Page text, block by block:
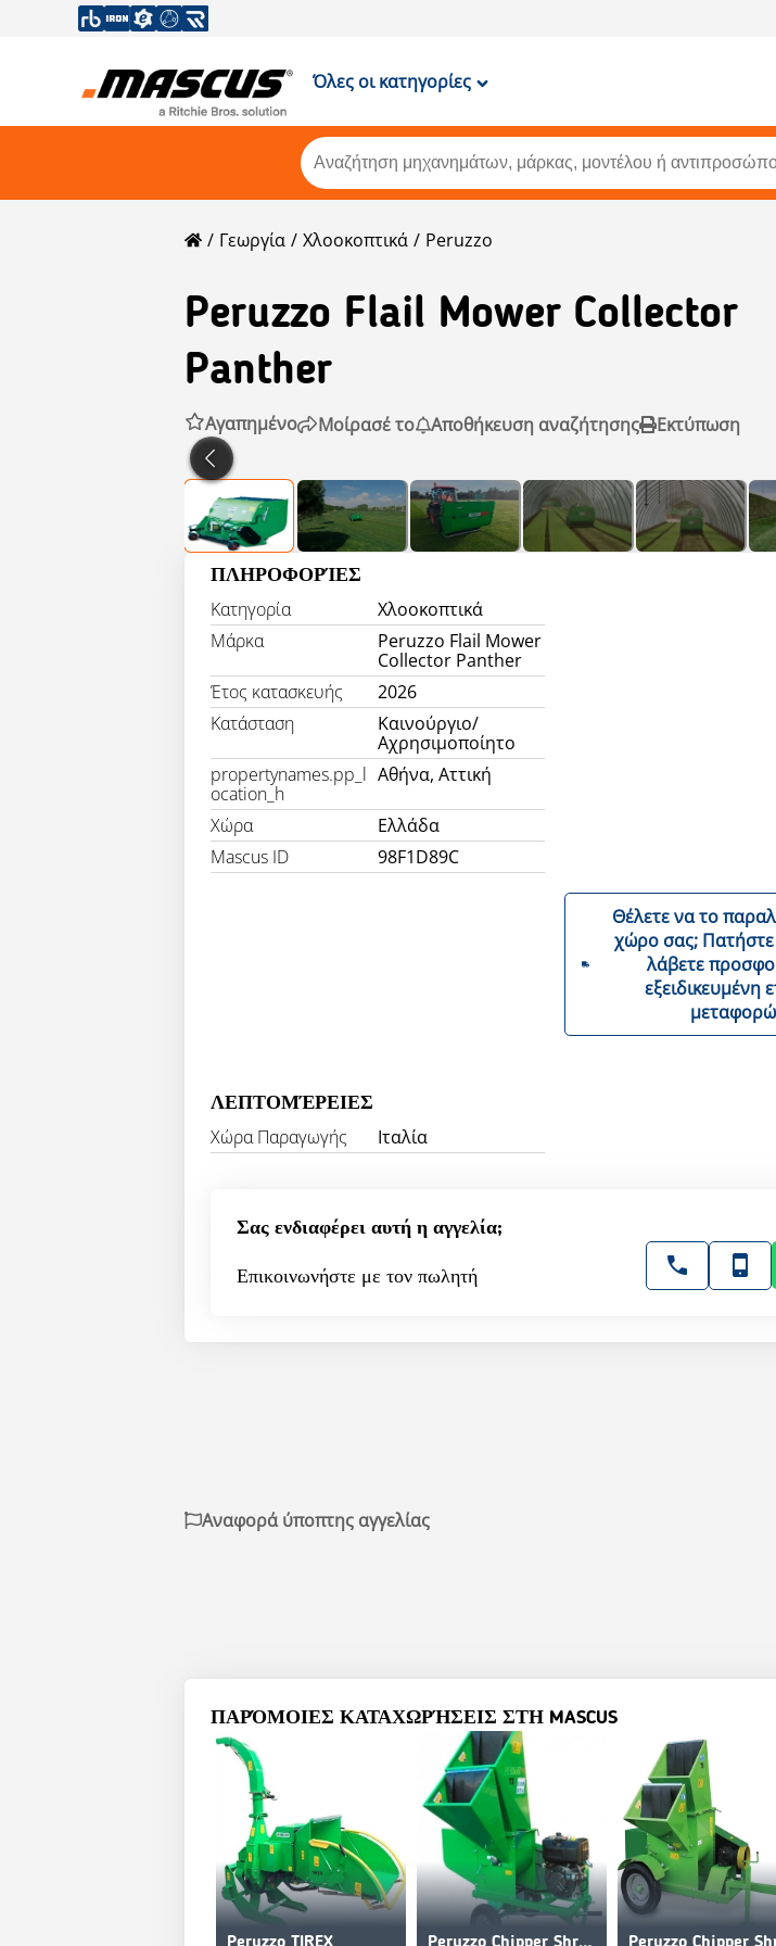
Όλες οι κατηγορίες
Γεωργία Χλοοκοπτικά Peruzzo
Peruzzo Flail Mower Collector
Panther
Αγαπημένο Μοίρασέ το Αποθήκευση αναζήτησης Εκτύπωση
ΠΛΗΡΟΦΟΡΊΕΣ
Κατηγορία
Χλοοκοπτικά
Μάρκα
Peruzzo Flail Mower
Collector Panther
Έτος κατασκευής
2026
Κατάσταση
Καινούργιο/
Αχρησιμοποίητο
propertynames.pp_l
ocation_h
Αθήνα, Αττική
Χώρα
Ελλάδα
Mascus ID
98F1D89C
Θέλετε να το
χώρο σας; Πατήστε εδώ για να
λάβετε
εξειδικευμένη
ΛΕΠΤΟΜΈΡΕΙΕΣ
Χώρα Παραγωγής Ιταλία
Σας ενδιαφέρει αυτή η αγγελία;
Επικοινωνήστε με τον πωλητή
Αναφορά ύποπτης αγγελίας
ΠΑΡΌΜΟΙΕΣ ΚΑΤΑΧΩΡΉΣΕΙΣ ΣΤΗ MASCUS